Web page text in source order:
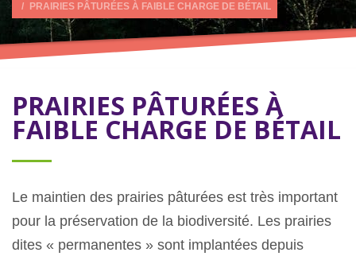
PRAIRIES PÂTURÉES À FAIBLE CHARGE DE BÉTAIL
PRAIRIES PÂTURÉES À
FAIBLE CHARGE DE BÉTAIL
Le maintien des prairies pâturées est très important
pour la préservation de la biodiversité. Les prairies
dites « permanentes » sont implantées depuis